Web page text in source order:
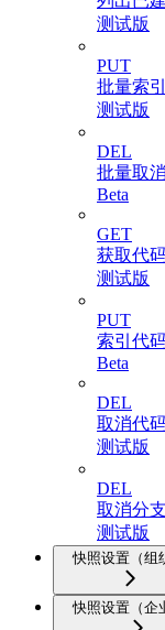
测试版
PUT
批量索
测试版
DEL
批量取
Beta
GET
获取代
测试版
PUT
索引代
Beta
DEL
取消代
测试版
DEL
取消分
测试版
快照设置（组
快照设置（企